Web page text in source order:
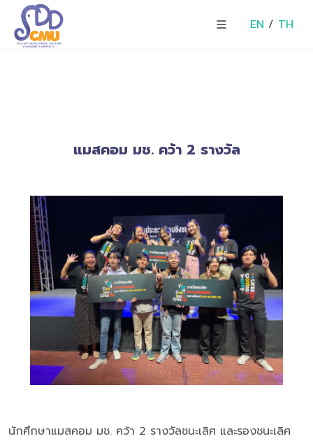
EN / TH
แมสคอม มช. คว้า 2 รางวัล
นักศึกษาแมสคอม มช. คว้า 2 รางวัลชนะเลิศ และรองชนะเลิศ